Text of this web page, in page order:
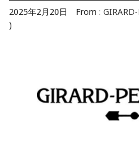
2025年2月20日 From :
)